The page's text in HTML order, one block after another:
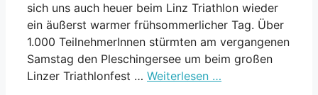
sich uns auch heuer beim Linz Triathlon wieder
ein äußerst warmer frühsommerlicher Tag. Über
1.000 TeilnehmerInnen stürmten am vergangenen
Samstag den Pleschingersee um beim großen
Linzer Triathlonfest … Weiterlesen …